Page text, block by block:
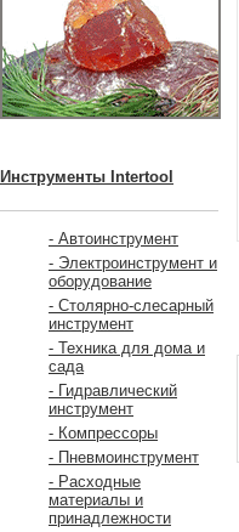
Инструменты Intertool
- Автоинструмент
- Электроинструмент и
оборудование
- Столярно-слесарный
инструмент
- Техника для дома и
сада
- Гидравлический
инструмент
- Компрессоры
- Пневмоинструмент
- Расходные
материалы и
принадлежности